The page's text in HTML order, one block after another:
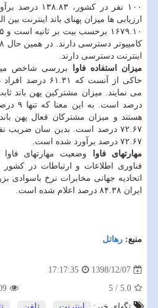
۱۰۰ نفر در
ارزیابی ها میزان پهنای باند اینترنت بین
اینترنت دسترسی دارند.
میزان استفاده فاوا
بررسی شاخص
حاكی از آنست كه
درصد است. به این معنا كه تنها ۹ درصد مردم
۷۲.۶۷ درصد است. بدین سان ضریب
۷۲.۶۷ درصد برآورد شده است.
مهارتهای فاوا
وضعیت مهارتهای فاوا
فناوری اطلاعات و ارتباطات در
ایران ۸۴.۳۸ درصد اعلام شده است.
منبع: رهاتل
1398/12/07
17:17:35
5.0
/
5